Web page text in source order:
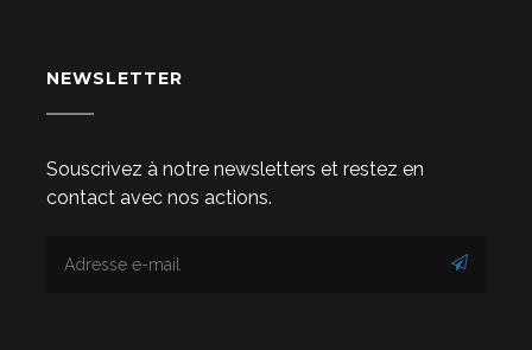
NEWSLETTER
Souscrivez à notre newsletters et restez en
contact avec nos actions.